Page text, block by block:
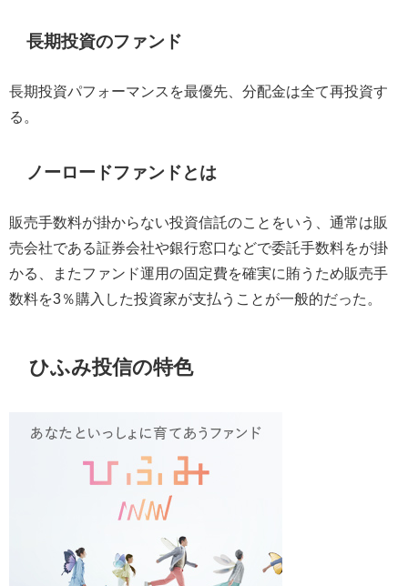
長期投資のファンド
長期投資パフォーマンスを最優先、分配金は全て再投資す
る。
ノーロードファンドとは
販売手数料が掛からない投資信託のことをいう、通常は販
売会社である証券会社や銀行窓口などで委託手数料をが掛
かる、またファンド運用の固定費を確実に賄うため販売手
数料を3％購入した投資家が支払うことが一般的だった。
ひふみ投信の特色